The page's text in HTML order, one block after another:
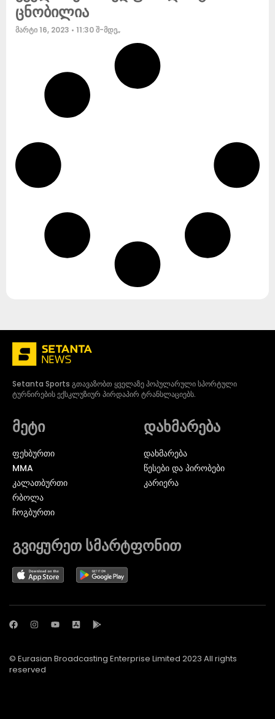
ცნობილია
მარტი 16, 2023 11:30 შ-მდე„
Setanta Sports გთავაზობთ ყველაზე პოპულარული სპორტული
ტურნირების ექსკლუზიურ პირდაპირ ტრანსლაციებს.
მეტი
ᲤᲔᲮᲑᲣᲠᲗᲘ
MMA
ᲙᲐᲚᲐᲗᲑᲣᲠᲗᲘ
ᲠᲑᲝᲚᲐ
ᲩᲝᲒᲑᲣᲠᲗᲘ
დახმარება
დახმარება
წესები და პირობები
კარიერა
გვიყურეთ სმარტფონით
© Eurasian Broadcasting Enterprise Limited 2023 All rights
reserved